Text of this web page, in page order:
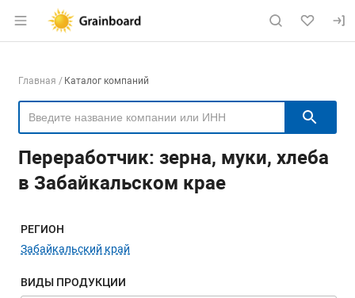
Раздел навигации по сайту
Навигация по компаниям
Главная Каталог компаний
Переработчик: зерна, муки, хлеба
в Забайкальском крае
Меню навигации
РЕГИОН
Забайкальский край
ВИДЫ ПРОДУКЦИИ